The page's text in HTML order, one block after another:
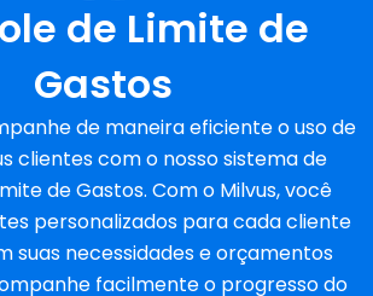
de Limite de
Gastos
de maneira eficiente o uso de
clientes com o nosso sistema de
de Gastos. Com o Milvus, você
personalizados para cada cliente
suas necessidades e orçamentos
facilmente o progresso do